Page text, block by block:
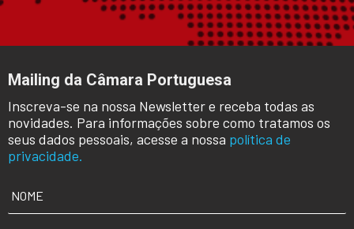
Mailing da Câmara Portuguesa
Inscreva-se na nossa Newsletter e receba todas as
novidades. Para informações sobre como tratamos os
seus dados pessoais, acesse a nossa política de
privacidade.